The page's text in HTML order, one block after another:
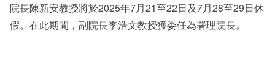
公告
院長陳新安教授將於2025年7月21至22日及7月28至29日休
假。在此期間，副院長李浩文教授獲委任為署理院長。